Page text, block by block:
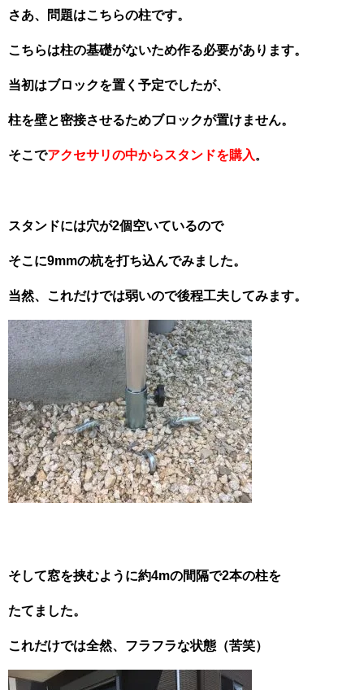
さあ、問題はこちらの柱です。
こちらは柱の基礎がないため作る必要があります。
当初はブロックを置く予定でしたが、
柱を壁と密接させるためブロックが置けません。
そこでアクセサリの中からスタンドを購入。
スタンドには穴が2個空いているので
そこに9mmの杭を打ち込んでみました。
当然、これだけでは弱いので後程工夫してみます。
そして窓を挟むように約4mの間隔で2本の柱を
たてました。
これだけでは全然、フラフラな状態（苦笑）